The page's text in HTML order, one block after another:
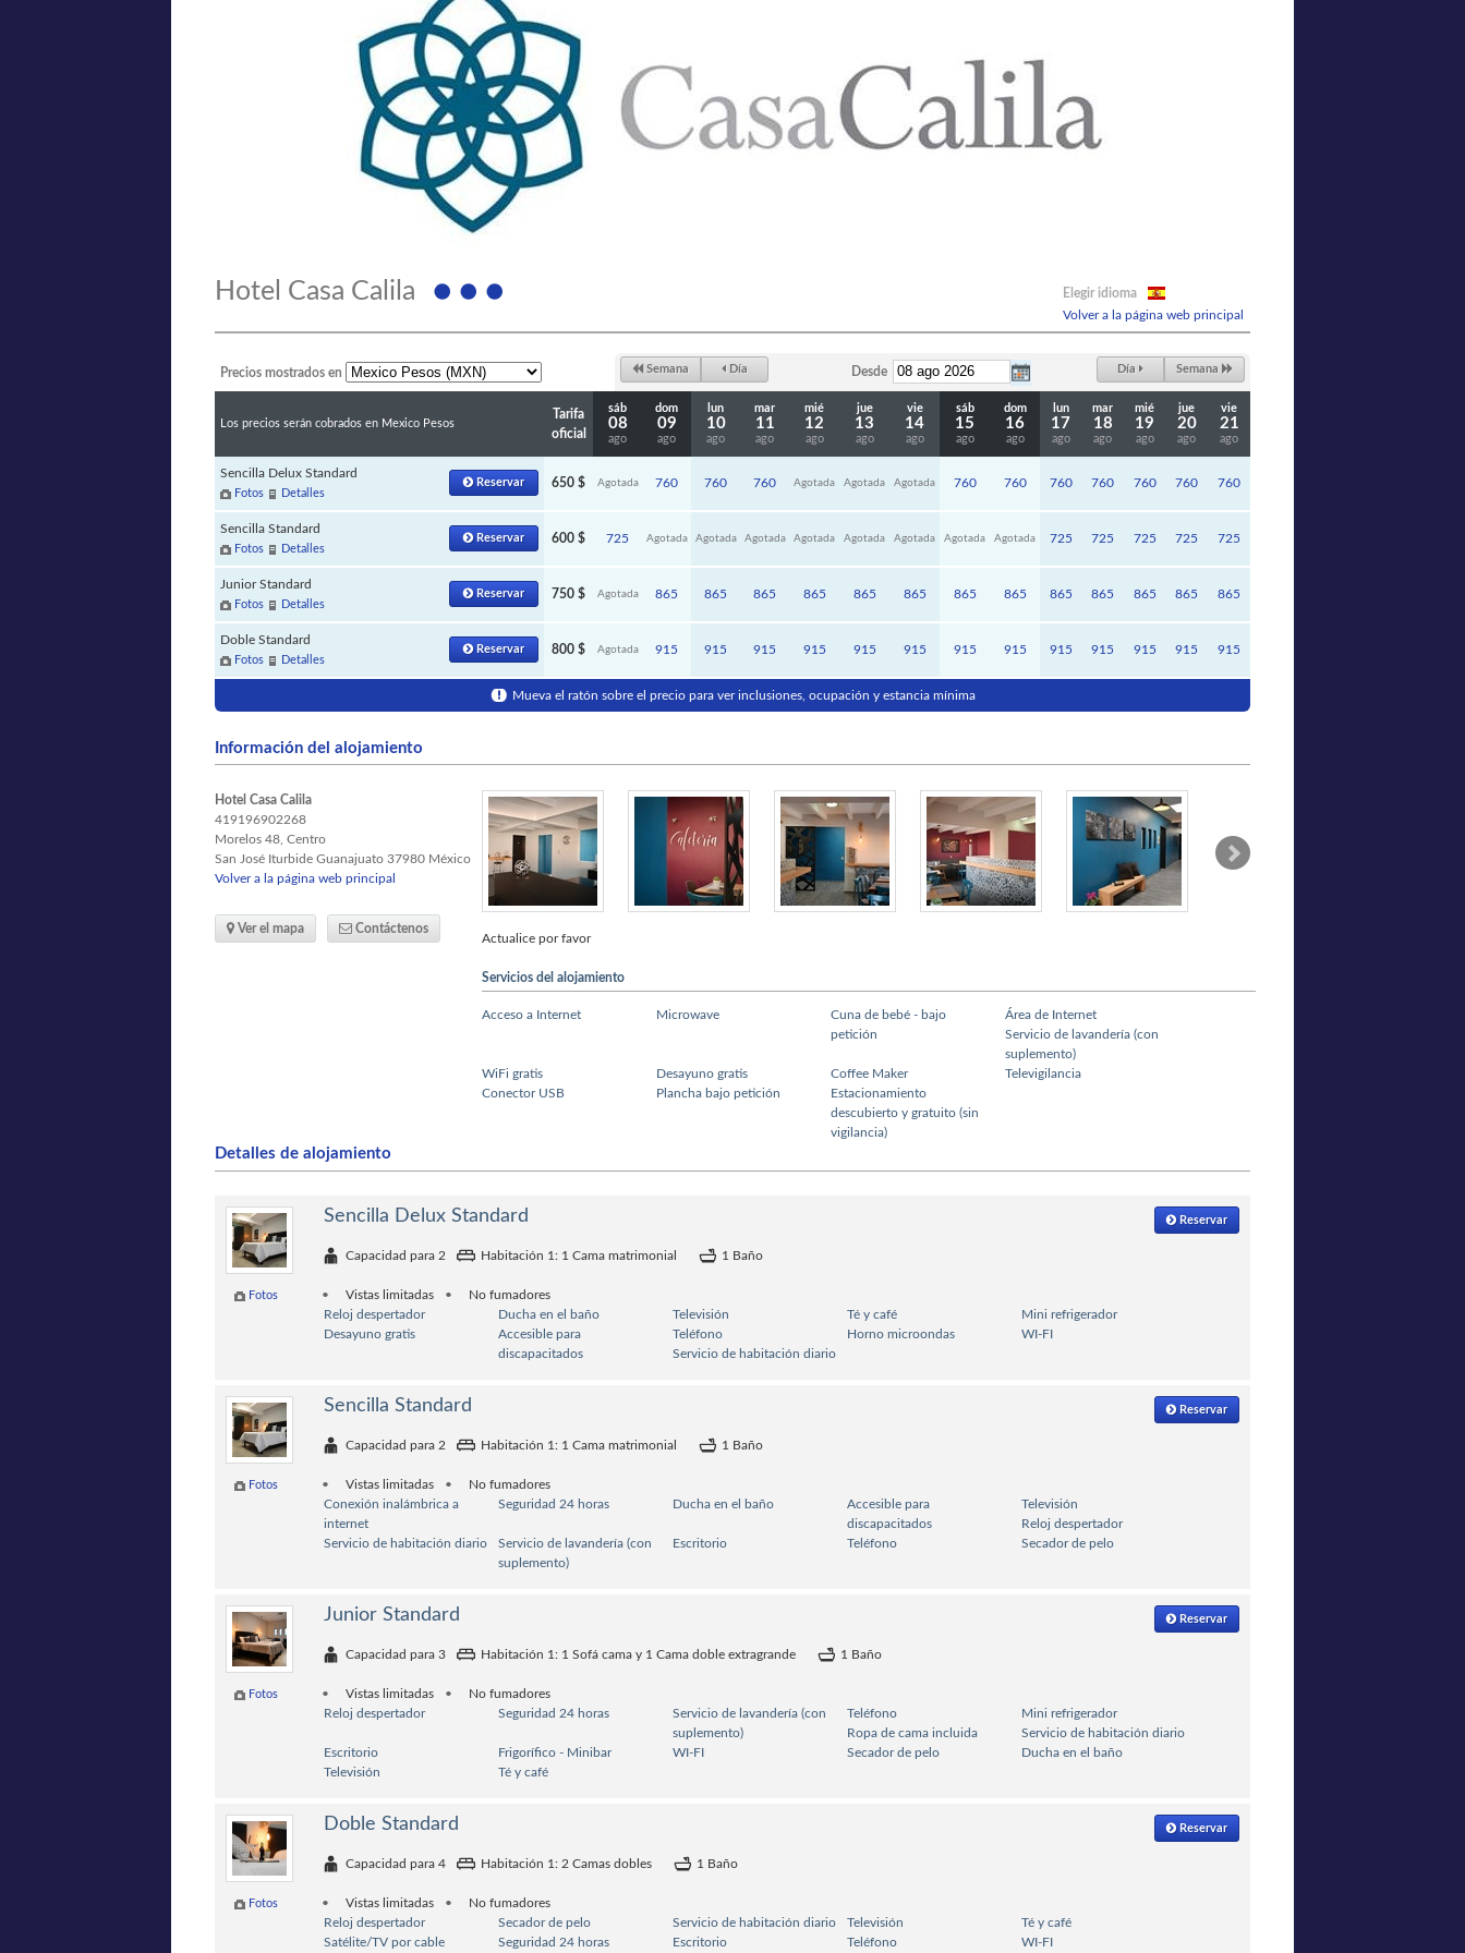
Hotel Casa Calila
Elegir idioma
Volver a la página web principal
Precios mostrados en Semana Día Desde Día Semana
Los precios serán cobrados en Mexico Pesos
Tarifa
oficial
sáb
08
ago
dom
09
ago
lun
10
ago
mar
11
ago
mié
12
ago
jue
13
ago
vie
14
ago
sáb
15
ago
dom
16
ago
lun
17
ago
mar
18
ago
mié
19
ago
jue
20
ago
vie
21
ago
Sencilla Delux Standard
Fotos Detalles
Reservar 650 $ Agotada 760 760 760 Agotada Agotada Agotada 760 760 760 760 760 760 760
Sencilla Standard
Fotos Detalles
Reservar 600 $ 725 Agotada Agotada Agotada Agotada Agotada Agotada Agotada Agotada 725 725 725 725 725
Junior Standard
Fotos Detalles
Reservar 750 $ Agotada 865 865 865 865 865 865 865 865 865 865 865 865 865
Doble Standard
Fotos Detalles
Reservar 800 $ Agotada 915 915 915 915 915 915 915 915 915 915 915 915 915
Mueva el ratón sobre el precio para ver inclusiones, ocupación y estancia mínima
Información del alojamiento
Hotel Casa Calila
419196902268
Morelos 48, Centro
San José Iturbide Guanajuato 37980 México
Volver a la página web principal
Ver el mapa Contáctenos
Actualice por favor
Servicios del alojamiento
Acceso a Internet Microwave
Cuna de bebé - bajo
petición
Área de Internet
Servicio de lavandería (con
suplemento)
WiFi gratis
Desayuno gratis Coffee Maker
Televigilancia
Conector USB
Plancha bajo petición
Estacionamiento
descubierto y gratuito (sin
vigilancia)
Detalles de alojamiento
Fotos
Sencilla Delux Standard Reservar
Capacidad para 2 Habitación 1: 1 Cama matrimonial 1 Baño
Vistas limitadas
No fumadores
Reloj despertador
Ducha en el baño Televisión Té y café
Mini refrigerador
Desayuno gratis
Accesible para
discapacitados
Teléfono Horno microondas
WI-FI
Servicio de habitación diario
Fotos
Sencilla Standard Reservar
Capacidad para 2 Habitación 1: 1 Cama matrimonial 1 Baño
Vistas limitadas
No fumadores
Conexión inalámbrica a
internet
Seguridad 24 horas Ducha en el baño
Accesible para
discapacitados
Televisión
Reloj despertador
Servicio de habitación diario
Servicio de lavandería (con
suplemento)
Escritorio Teléfono Secador de pelo
Fotos
Junior Standard Reservar
Capacidad para 3 Habitación 1: 1 Sofá cama y 1 Cama doble extragrande 1 Baño
Vistas limitadas
No fumadores
Reloj despertador
Seguridad 24 horas
Servicio de lavandería (con
suplemento)
Teléfono
Mini refrigerador
Ropa de cama incluida
Servicio de habitación diario
Escritorio
Frigorífico - Minibar WI-FI Secador de pelo
Ducha en el baño
Televisión
Té y café
Fotos
Doble Standard Reservar
Capacidad para 4 Habitación 1: 2 Camas dobles 1 Baño
Vistas limitadas
No fumadores
Reloj despertador
Secador de pelo Servicio de habitación diario Televisión
Té y café
Satélite/TV por cable
Seguridad 24 horas Escritorio Teléfono WI-FI